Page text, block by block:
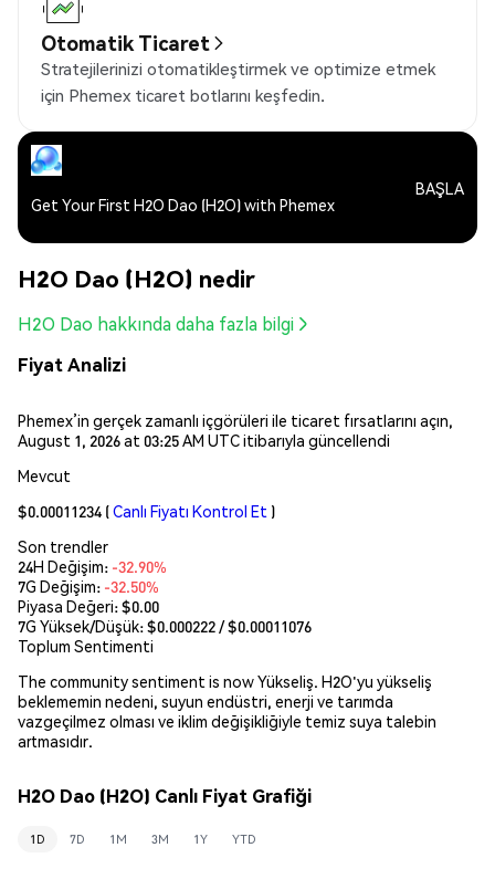
Otomatik Ticaret
Stratejilerinizi otomatikleştirmek ve optimize etmek
için Phemex ticaret botlarını keşfedin.
Get Your First H2O Dao (H2O) with Phemex
BAŞLA
H2O Dao (H2O) nedir
H2O Dao hakkında daha fazla bilgi
Fiyat Analizi
Phemex’in gerçek zamanlı içgörüleri ile ticaret fırsatlarını açın,
August 1, 2026 at 03:25 AM UTC itibarıyla güncellendi
Mevcut
$0.00011234 (Canlı Fiyatı Kontrol Et )
Son trendler
24H Değişim: -32.90%
7G Değişim: -32.50%
Piyasa Değeri:$0.00
7G Yüksek/Düşük: $0.000222/ $0.00011076
Toplum Sentimenti
The community sentiment is now Yükseliş. H2O'yu yükseliş
beklememin nedeni, suyun endüstri, enerji ve tarımda
vazgeçilmez olması ve iklim değişikliğiyle temiz suya talebin
artmasıdır.
H2O Dao (H2O) Canlı Fiyat Grafiği
1D 7D 1M 3M 1Y YTD